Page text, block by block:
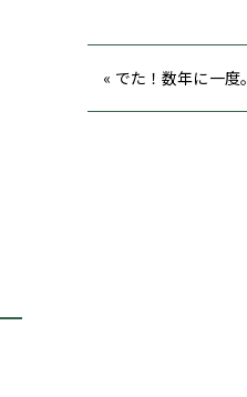
« でた！数年に一度。